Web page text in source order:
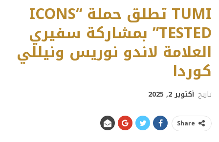
TUMI تطلق حملة “ICONS
TESTED” بمشاركة سفيري
العلامة لاندو نوريس ونيللي
كوردا
تاريخ أكتوبر 2, 2025
Share